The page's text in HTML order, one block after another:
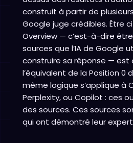
construit à partir de
Google juge crédibles. Être
Overview — c’est-à-dire être
sources que l’IA de Google
construire sa réponse — est
l’équivalent de la Position 0
même logique s’applique à
Perplexity, ou Copilot : ces
des sources. Ces sources
qui ont démontré leur